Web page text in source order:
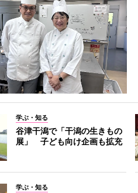
学ぶ・知る
谷津干潟で「干潟の生きもの
展」 子ども向け企画も拡充
学ぶ・知る